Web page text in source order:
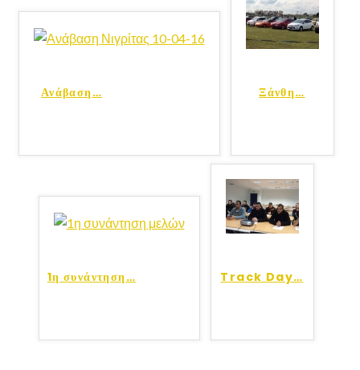
Ανάβαση… Ξάνθη…
1η συνάντηση… Track Day…